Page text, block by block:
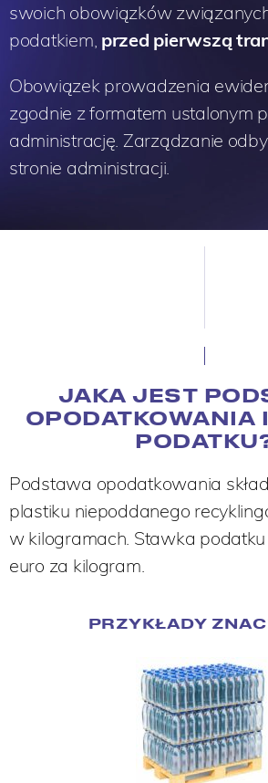
swoich obowiązków
podatkiem, przed pierwszą
Obowiązek prowadzenia
zgodnie z formatem ustalonym
administrację. Zarządzanie
stronie administracji.
JAKA JEST
OPODATKOWANIA
Podstawa opodatkowania
plastiku niepoddanego
w kilogramach. Stawka
euro za kilogram.
PRZYKŁADY